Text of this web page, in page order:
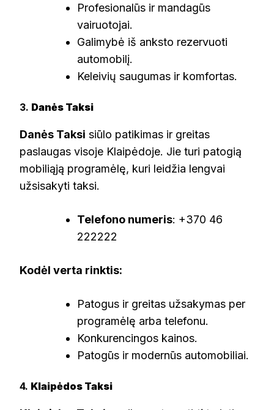
Profesionalūs ir mandagūs
vairuotojai.
Galimybė iš anksto rezervuoti
automobilį.
Keleivių saugumas ir komfortas.
3. Danės Taksi
Danės Taksi siūlo patikimas ir greitas
paslaugas visoje Klaipėdoje. Jie turi patogią
mobiliąją programėlę, kuri leidžia lengvai
užsisakyti taksi.
Telefono numeris: +370 46
222222
Kodėl verta rinktis:
Patogus ir greitas užsakymas per
programėlę arba telefonu.
Konkurencingos kainos.
Patogūs ir modernūs automobiliai.
4. Klaipėdos Taksi